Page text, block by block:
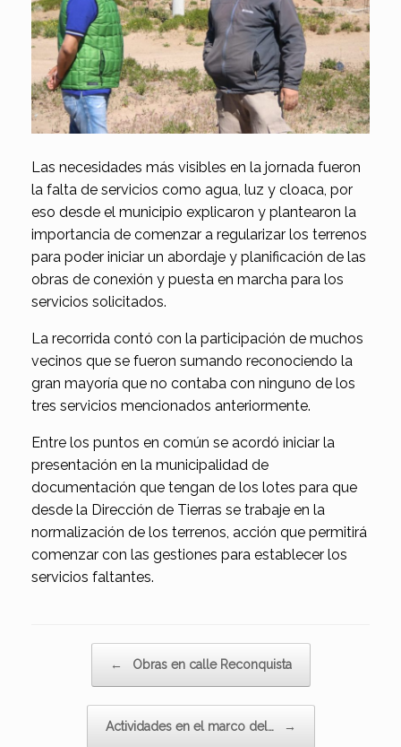
Las necesidades más visibles en la jornada fueron
la falta de servicios como agua, luz y cloaca, por
eso desde el municipio explicaron y plantearon la
importancia de comenzar a regularizar los terrenos
para poder iniciar un abordaje y planificación de las
obras de conexión y puesta en marcha para los
servicios solicitados.
La recorrida contó con la participación de muchos
vecinos que se fueron sumando reconociendo la
gran mayoría que no contaba con ninguno de los
tres servicios mencionados anteriormente.
Entre los puntos en común se acordó iniciar la
presentación en la municipalidad de
documentación que tengan de los lotes para que
desde la Dirección de Tierras se trabaje en la
normalización de los terrenos, acción que permitirá
comenzar con las gestiones para establecer los
servicios faltantes.
← Obras en calle Reconquista
Actividades en el marco del… →